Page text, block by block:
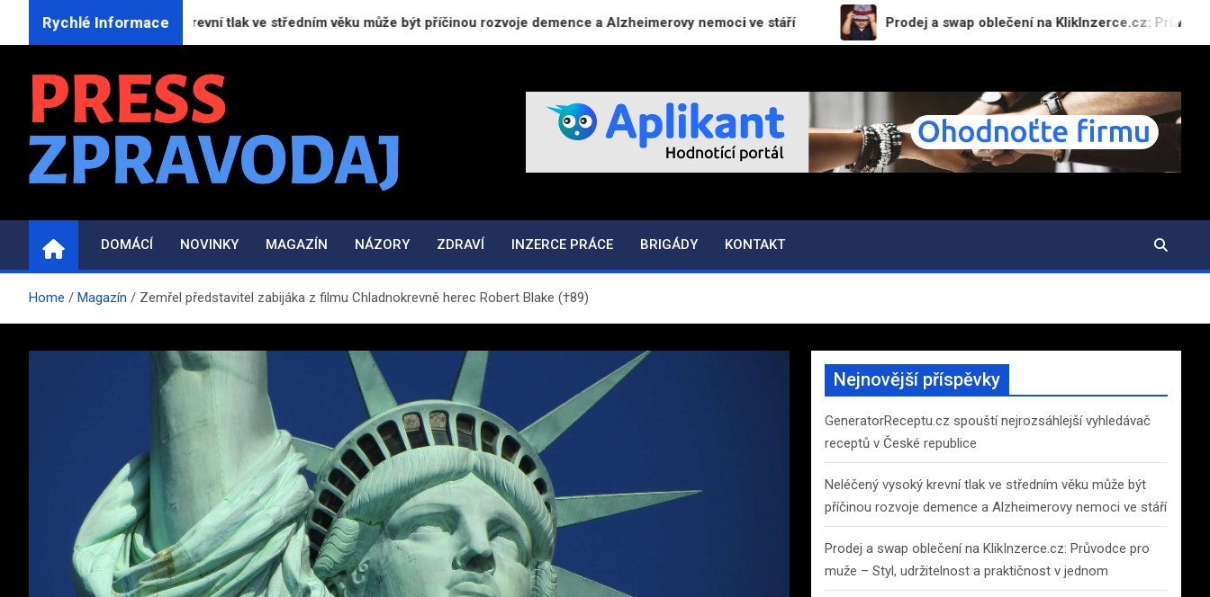
Rychlé Informace
Neléčený vysoký krevní tlak ve středním věku může být příčinou rozvoje demence a Alzheimerovy nemoci ve stáří Prodej a swap oblečení na KlikInzerce.cz: Průvodce pro
PRESS-ZPRAVODAJ.CZ
DOMÁCÍ NOVINKY MAGAZÍN NÁZORY ZDRAVÍ INZERCE PRÁCE BRIGÁDY KONTAKT
Home Magazín Zemřel představitel zabijáka z filmu Chladnokrevně herec Robert Blake (†89)
Nejnovější příspěvky
GeneratorReceptu.cz spouští nejrozsáhlejší vyhledávač
receptů v České republice
Neléčený vysoký krevní tlak ve středním věku může být
příčinou rozvoje demence a Alzheimerovy nemoci ve stáří
Prodej a swap oblečení na KlikInzerce.cz: Průvodce pro
muže – Styl, udržitelnost a praktičnost v jednom